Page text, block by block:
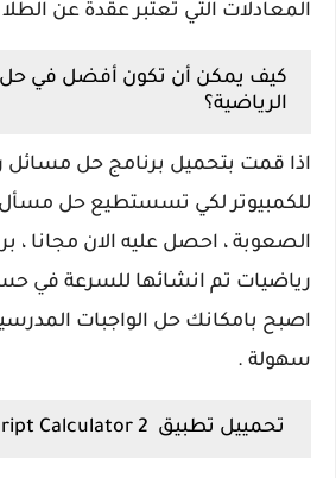
المعادلات التي تعتبر عقدة عن
كيف يمكن أن تكون أفضل في حل
الرياضية؟
اذا قمت بتحميل برنامج حل مسائل
للكمبيوتر لكي تسستطيع حل
الصعوبة ، احصل عليه الان مجانا ،
رياضيات تم انشائها للسرعة في
اصبح بامكانك حل الواجبات
سهولة .
تحمييل تطبيق MyScript Calculator 2 للكمبييوتر